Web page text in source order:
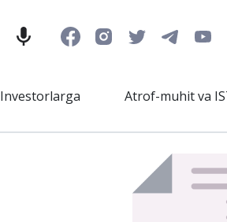
Investorlarga Atrof-muhit va